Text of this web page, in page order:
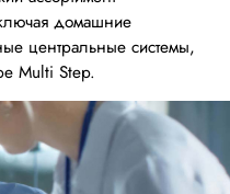
домашние
центральные системы,
Multi Step.